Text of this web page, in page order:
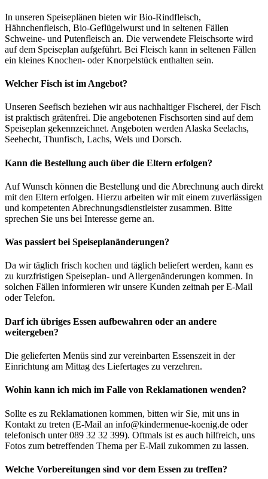
In unseren Speiseplänen bieten wir Bio-Rindfleisch,
Hähnchenfleisch, Bio-Geflügelwurst und in seltenen Fällen
Schweine- und Putenfleisch an. Die verwendete Fleischsorte wird
auf dem Speiseplan aufgeführt. Bei Fleisch kann in seltenen Fällen
ein kleines Knochen- oder Knorpelstück enthalten sein.
Welcher Fisch ist im Angebot?
Unseren Seefisch beziehen wir aus nachhaltiger Fischerei, der Fisch
ist praktisch grätenfrei. Die angebotenen Fischsorten sind auf dem
Speiseplan gekennzeichnet. Angeboten werden Alaska Seelachs,
Seehecht, Thunfisch, Lachs, Wels und Dorsch.
Kann die Bestellung auch über die Eltern erfolgen?
Auf Wunsch können die Bestellung und die Abrechnung auch direkt
mit den Eltern erfolgen. Hierzu arbeiten wir mit einem zuverlässigen
und kompetenten Abrechnungsdienstleister zusammen. Bitte
sprechen Sie uns bei Interesse gerne an.
Was passiert bei Speiseplanänderungen?
Da wir täglich frisch kochen und täglich beliefert werden, kann es
zu kurzfristigen Speiseplan- und Allergenänderungen kommen. In
solchen Fällen informieren wir unsere Kunden zeitnah per E-Mail
oder Telefon.
Darf ich übriges Essen aufbewahren oder an andere
weitergeben?
Die gelieferten Menüs sind zur vereinbarten Essenszeit in der
Einrichtung am Mittag des Liefertages zu verzehren.
Wohin kann ich mich im Falle von Reklamationen wenden?
Sollte es zu Reklamationen kommen, bitten wir Sie, mit uns in
Kontakt zu treten (E-Mail an info@kindermenue-koenig.de oder
telefonisch unter 089 32 32 399). Oftmals ist es auch hilfreich, uns
Fotos zum betreffenden Thema per E-Mail zukommen zu lassen.
Welche Vorbereitungen sind vor dem Essen zu treffen?